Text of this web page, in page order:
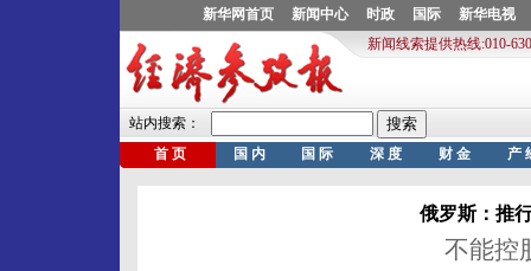
俄罗斯：推
不能控